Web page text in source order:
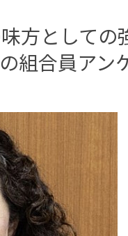
方としての
組合員アン